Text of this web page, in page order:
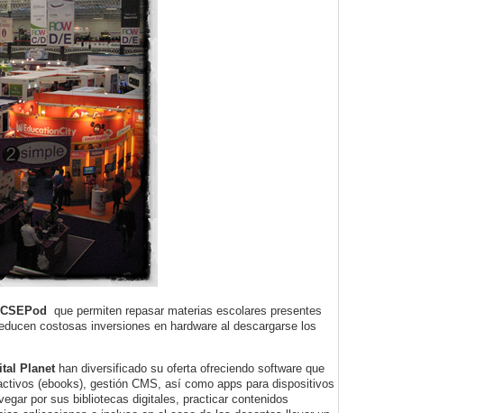
que permiten repasar materias escolares presentes
costosas inversiones en hardware al descargarse los
Planethan diversificado su oferta ofreciendo software que
(ebooks), gestión CMS, así como apps para dispositivos
por sus bibliotecas digitales, practicar contenidos